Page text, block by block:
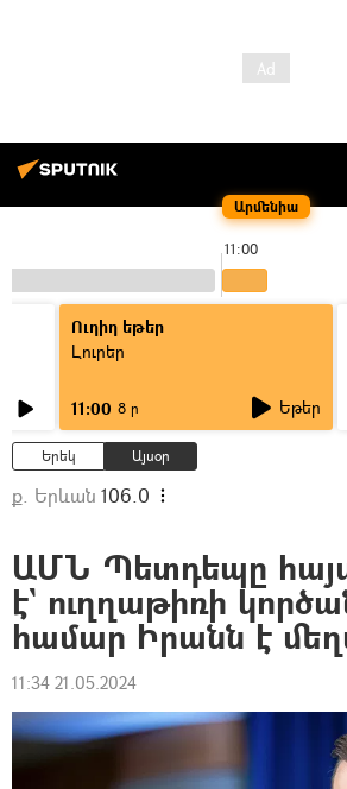
Արմենիա
11:00
Ուղիղ եթեր
Լուրեր
11:00 8 ր Եթեր
Երեկ Այսօր
ք. Երևան 106.0
ԱՄՆ Պետդեպը
է` ուղղաթիռի
համար Իրանն է
11:34 21.05.2024